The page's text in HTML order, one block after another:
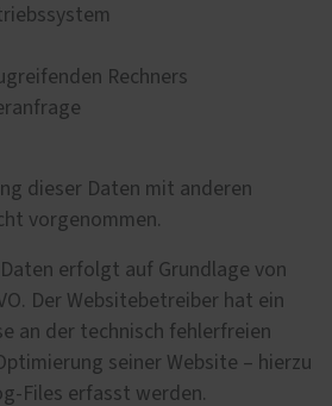
Rechners
dieser Daten mit anderen
vorgenommen.
erfolgt auf Grundlage von
Der Websitebetreiber hat ein
an der technisch fehlerfreien
seiner Website – hierzu
Files erfasst werden.